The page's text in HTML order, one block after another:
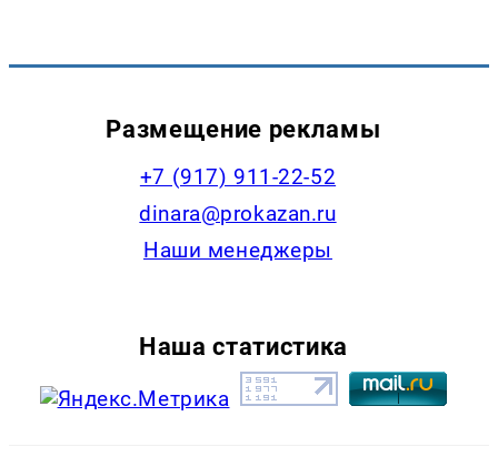
Размещение рекламы
+7 (917) 911-22-52
dinara@prokazan.ru
Наши менеджеры
Наша статистика